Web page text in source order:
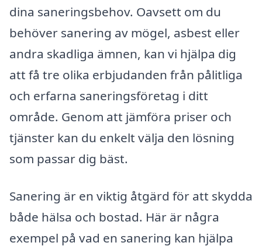
dina saneringsbehov. Oavsett om du
behöver sanering av mögel, asbest eller
andra skadliga ämnen, kan vi hjälpa dig
att få tre olika erbjudanden från pålitliga
och erfarna saneringsföretag i ditt
område. Genom att jämföra priser och
tjänster kan du enkelt välja den lösning
som passar dig bäst.
Sanering är en viktig åtgärd för att skydda
både hälsa och bostad. Här är några
exempel på vad en sanering kan hjälpa